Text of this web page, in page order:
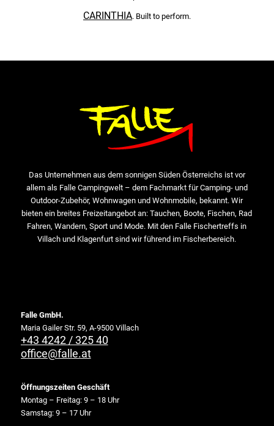
CARINTHIA. Built to perform.
Das Unternehmen aus dem sonnigen Süden Österreichs ist vor
allem als Falle Campingwelt – dem Fachmarkt für Camping- und
Outdoor-Zubehör, Wohnwagen und Wohnmobile, bekannt. Wir
bieten ein breites Freizeitangebot an: Tauchen, Boote, Fischen, Rad
Fahren, Wandern, Sport und Mode. Mit den Falle Fischertreffs in
Villach und Klagenfurt sind wir führend im Fischerbereich.
Falle GmbH.
Maria Gailer Str. 59, A-9500 Villach
+43 4242 / 325 40
office@falle.at
Öffnungszeiten Geschäft
Montag – Freitag: 9 – 18 Uhr
Samstag: 9 – 17 Uhr